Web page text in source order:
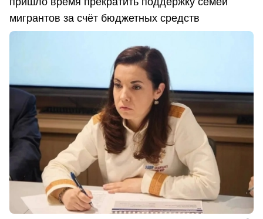
мигрантов за счёт бюджетных средств